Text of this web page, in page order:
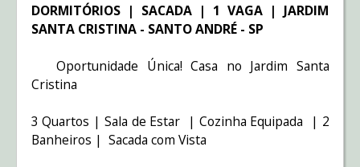
DORMITÓRIOS | SACADA | 1 VAGA | JARDIM
SANTA CRISTINA - SANTO ANDRÉ - SP
Oportunidade Única! Casa no Jardim Santa
Cristina
3 Quartos | Sala de Estar | Cozinha Equipada | 2
Banheiros | Sacada com Vista